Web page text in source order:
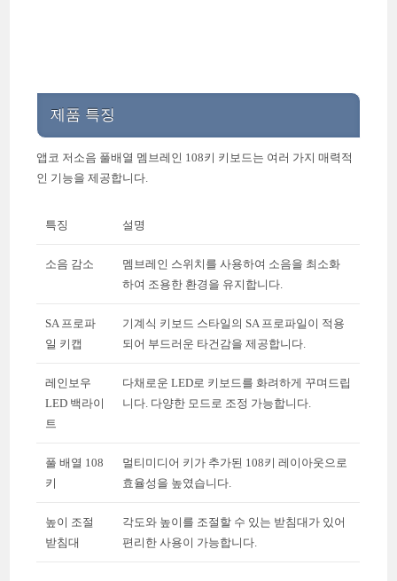
제품 특징
앱코 저소음 풀배열 멤브레인 108키 키보드는 여러 가지 매력적
인 기능을 제공합니다.
특징 설명
소음 감소
멤브레인 스위치를 사용하여 소음을 최소화
하여 조용한 환경을 유지합니다.
SA 프로파
일 키캡
기계식 키보드 스타일의 SA 프로파일이 적용
되어 부드러운 타건감을 제공합니다.
레인보우
LED 백라이
트
다채로운 LED로 키보드를 화려하게 꾸며드립
니다. 다양한 모드로 조정 가능합니다.
풀 배열 108
키
멀티미디어 키가 추가된 108키 레이아웃으로
효율성을 높였습니다.
높이 조절
받침대
각도와 높이를 조절할 수 있는 받침대가 있어
편리한 사용이 가능합니다.